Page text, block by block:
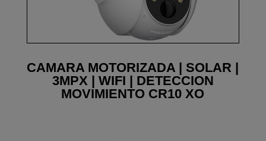
CAMARA MOTORIZADA | SOLAR |
3MPX | WIFI | DETECCION
MOVIMIENTO CR10 XO